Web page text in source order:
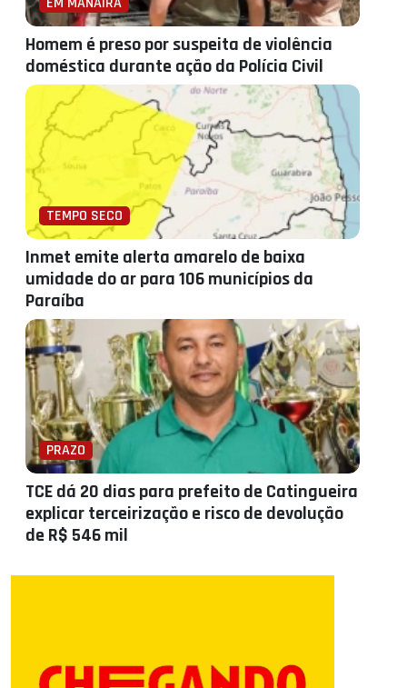
Homem é preso por suspeita de violência
doméstica durante ação da Polícia Civil
TEMPO SECO
Inmet emite alerta amarelo de baixa
umidade do ar para 106 municípios da
Paraíba
PRAZO
TCE dá 20 dias para prefeito de Catingueira
explicar terceirização e risco de devolução
de R$ 546 mil